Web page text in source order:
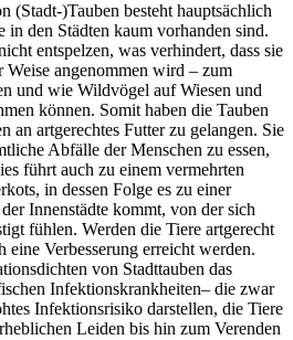
(Stadt-)Tauben besteht hauptsächlich
in den Städten kaum vorhanden sind.
entspelzen, was verhindert, dass sie
angenommen wird – zum
und wie Wildvögel auf Wiesen und
können. Somit haben die Tauben
an artgerechtes Futter zu gelangen. Sie
Abfälle der Menschen zu essen,
führt auch zu einem vermehrten
in dessen Folge es zu einer
Innenstädte kommt, von der sich
fühlen. Werden die Tiere artgerecht
eine Verbesserung erreicht werden.
von Stadttauben das
Infektionskrankheiten– die zwar
Infektionsrisiko darstellen, die Tiere
Leiden bis hin zum Verenden